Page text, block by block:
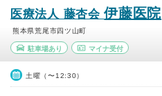
医療法人 藤杏会伊藤医院
熊本県荒尾市四ツ山町
駐車場あり マイナ受付
土曜（〜12:30）